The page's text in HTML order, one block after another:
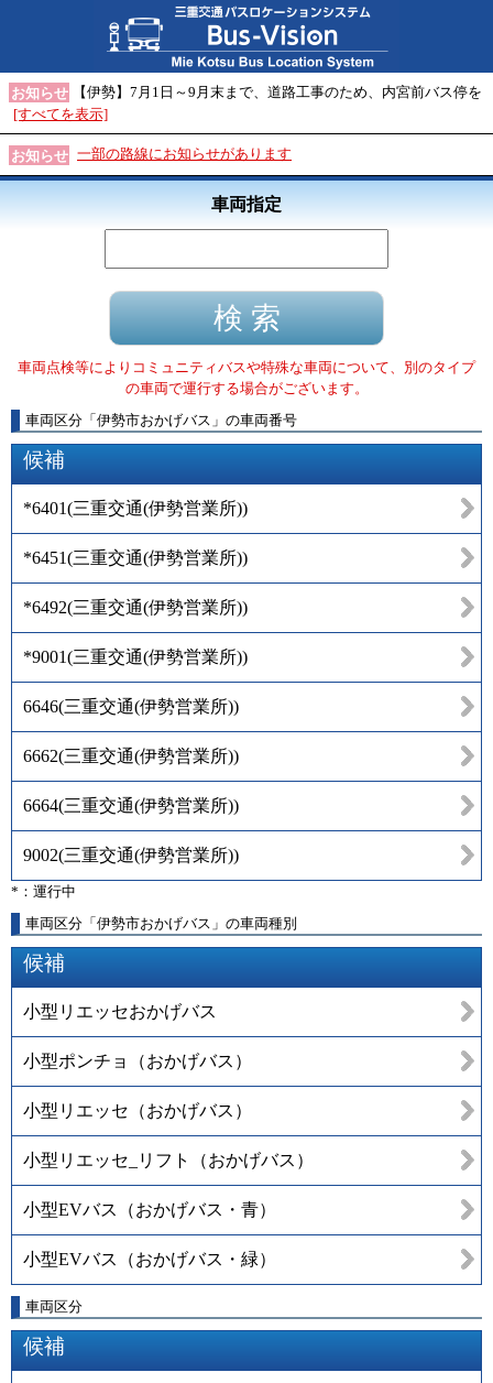
お知らせ
【伊勢】7月1日～9月末まで、道路工事のため、内宮前バス停を
[すべてを表示]
お知らせ 一部の路線にお知らせがあります
車両指定
車両点検等によりコミュニティバスや特殊な車両について、別のタイプ
の車両で運行する場合がございます。
車両区分 「 伊勢市おかげバス 」 の車両番号
候補
*6401(三重交通(伊勢営業所))
*6451(三重交通(伊勢営業所))
*6492(三重交通(伊勢営業所))
*9001(三重交通(伊勢営業所))
6646(三重交通(伊勢営業所))
6662(三重交通(伊勢営業所))
6664(三重交通(伊勢営業所))
9002(三重交通(伊勢営業所))
*：運行中
車両区分「伊勢市おかげバス」の車両種別
候補
小型リエッセおかげバス
小型ポンチョ（おかげバス）
小型リエッセ（おかげバス）
小型リエッセ_リフト（おかげバス）
小型EVバス（おかげバス・青）
小型EVバス（おかげバス・緑）
車両区分
候補